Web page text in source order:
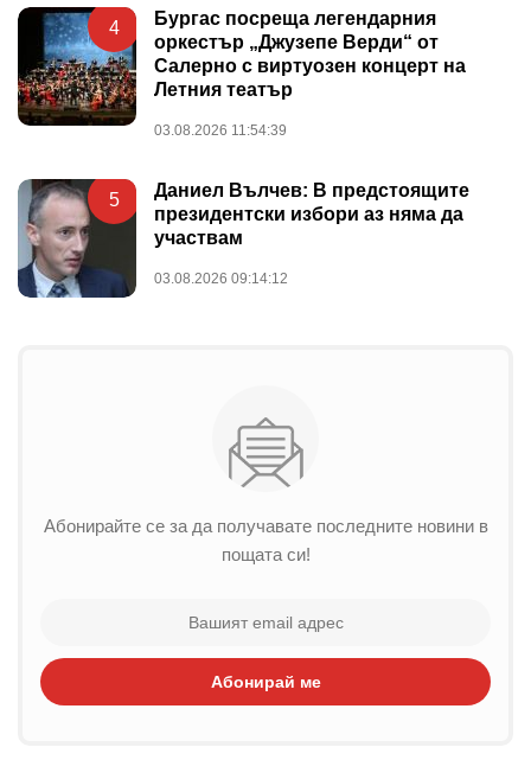
4
Бургас посреща легендарния
оркестър „Джузепе Верди“ от
Салерно с виртуозен концерт на
Летния театър
03.08.2026 11:54:39
5
Даниел Вълчев: В предстоящите
президентски избори аз няма да
участвам
03.08.2026 09:14:12
Абонирайте се за да получавате последните новини в
пощата си!
Абонирай ме